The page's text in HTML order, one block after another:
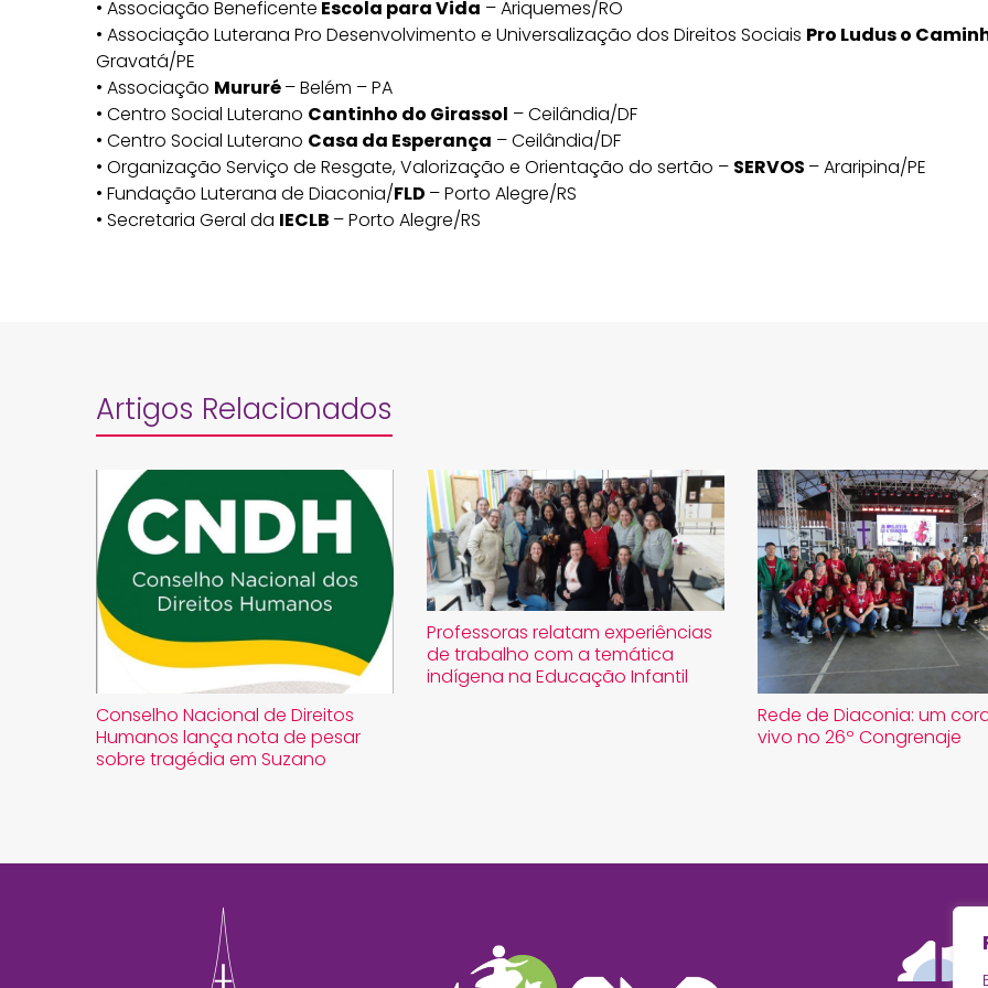
• Associação Beneficente Escola para Vida – Ariquemes/RO
• Associação Luterana Pro Desenvolvimento e Universalização dos Direitos Sociais Pro Ludus o
Gravatá/PE
• Associação Mururé– Belém – PA
• Centro Social Luterano Cantinho do Girassol – Ceilândia/DF
• Centro Social Luterano Casa da Esperança – Ceilândia/DF
• Organização Serviço de Resgate, Valorização e Orientação do sertão – SERVOS – Araripina/PE
• Fundação Luterana de Diaconia/FLD – Porto Alegre/RS
• Secretaria Geral da IECLB – Porto Alegre/RS
Artigos Relacionados
Conselho Nacional de Direitos
Humanos lança nota de pesar
sobre tragédia em Suzano
Professoras relatam experiências
de trabalho com a temática
indígena na Educação Infantil
Rede de Diaconia: um
vivo no 26º Congrenaje